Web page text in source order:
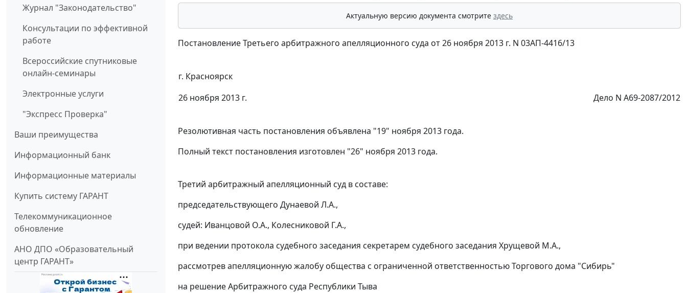
Журнал "Законодательство"
Консультации по эффективной
работе
Всероссийские спутниковые
онлайн-семинары
Электронные услуги
"Экспресс Проверка"
Ваши преимущества
Информационный банк
Информационные материалы
Купить систему ГАРАНТ
Телекоммуникационное
обновление
АНО ДПО «Образовательный
центр ГАРАНТ»
Актуальную версию документа смотрите здесь
Постановление Третьего арбитражного апелляционного суда от 26 ноября 2013 г. N 03АП-4416/13
г. Красноярск
26 ноября 2013 г.
Дело N А69-2087/2012
Резолютивная часть постановления объявлена "19" ноября 2013 года.
Полный текст постановления изготовлен "26" ноября 2013 года.
Третий арбитражный апелляционный суд в составе:
председательствующего Дунаевой Л.А.,
судей: Иванцовой О.А., Колесниковой Г.А.,
при ведении протокола судебного заседания секретарем судебного заседания Хрущевой М.А.,
рассмотрев апелляционную жалобу общества с ограниченной ответственностью Торгового дома "Сибирь"
на решение Арбитражного суда Республики Тыва